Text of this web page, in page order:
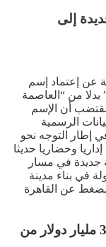
إلى
عن إعتماد إسم
بدلا من “العاصمة
أن الإسم
الرسمية
إطار التوجه نحو
وحضاريا حديثا
جديدة في مسار
في بناء مدينة
عن القاهرة
رئيس الوزراء المصري: مصر تستلم 3.5 مليار دولار من